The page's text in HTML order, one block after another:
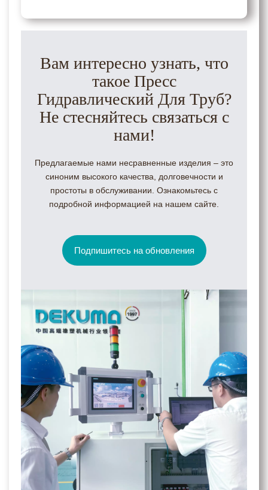
Вам интересно узнать, что
такое Пресс
Гидравлический Для Труб?
Не стесняйтесь связаться с
нами!
Предлагаемые нами несравненные изделия – это
синоним высокого качества, долговечности и
простоты в обслуживании. Ознакомьтесь с
подробной информацией на нашем сайте.
Подпишитесь на обновления